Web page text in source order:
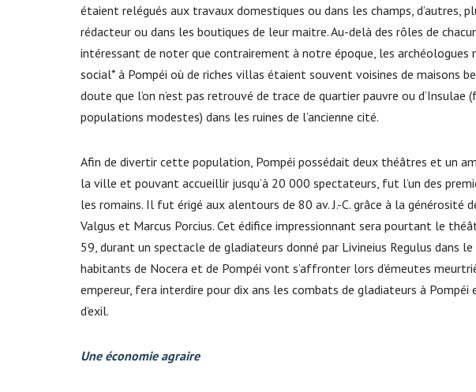
étaient relégués aux travaux domestiques ou dans les champs, d’autres,
rédacteur ou dans les boutiques de leur maitre. Au-delà des rôles de
intéressant de noter que contrairement à notre époque, les archéologues
social* à Pompéi où de riches villas étaient souvent voisines de maisons
doute que l’on n’est pas retrouvé de trace de quartier pauvre ou
populations modestes) dans les ruines de l’ancienne cité.
Afin de divertir cette population, Pompéi possédait deux théâtres et un
la ville et pouvant accueillir jusqu’à 20 000 spectateurs, fut l’un des
les romains. Il fut érigé aux alentours de 80 av. J.-C. grâce à la générosité
Valgus et Marcus Porcius. Cet édifice impressionnant sera pourtant le
59, durant un spectacle de gladiateurs donné par Livineius Regulus dans
habitants de Nocera et de Pompéi vont s’affronter lors d’émeutes
empereur, fera interdire pour dix ans les combats de gladiateurs à Pompéi
d’exil.
Une économie agraire